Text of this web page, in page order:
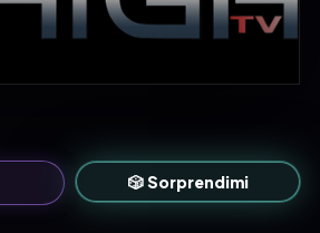
🎲 Sorprendimi